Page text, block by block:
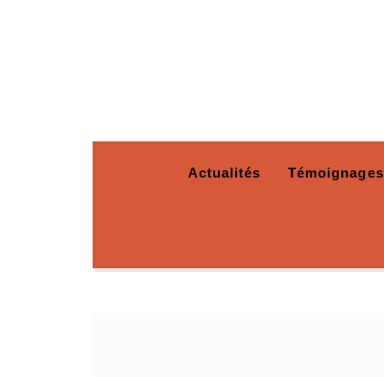
Actualités Témoignages